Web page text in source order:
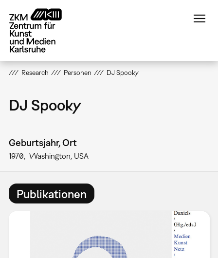
zum
Inhalt
Research Personen DJ Spooky
DJ Spooky
Geburtsjahr, Ort
1970 Washington, USA
Publikationen